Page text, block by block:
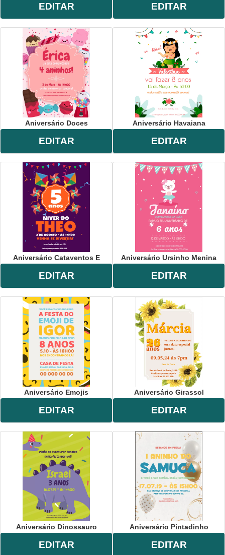
EDITAR EDITAR
Aniversário Doces
EDITAR
Aniversário Havaiana
EDITAR
Aniversário Cataventos E
EDITAR
Aniversário Ursinho Menina
EDITAR
Aniversário Emojis
EDITAR
Aniversário Girassol
EDITAR
Aniversário Dinossauro
EDITAR
Aniversário Pintadinho
EDITAR